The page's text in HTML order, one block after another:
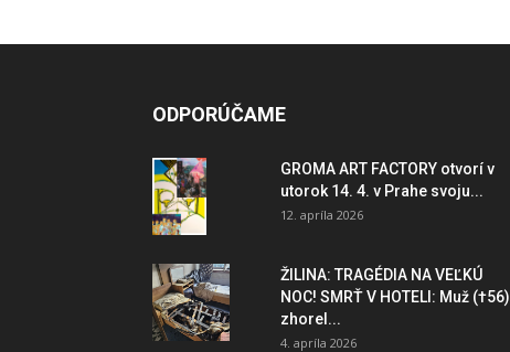
ODPORÚČAME
GROMA ART FACTORY otvorí v
utorok 14. 4. v Prahe svoju...
12. apríla 2026
ŽILINA: TRAGÉDIA NA VEĽKÚ
NOC! SMRŤ V HOTELI: Muž (†56)
zhorel...
4. apríla 2026